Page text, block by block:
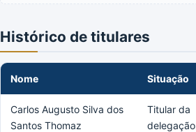
Histórico de titulares
Nome Situação
Carlos Augusto Silva dos
Santos Thomaz
Titular da
delegação